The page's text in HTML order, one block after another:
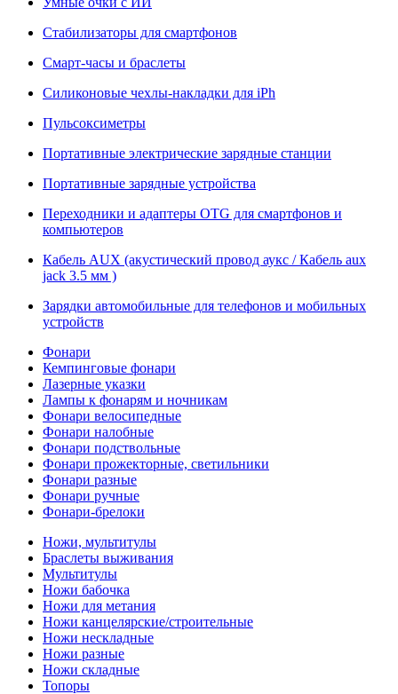
Стабилизаторы для смартфонов
Смарт-часы и браслеты
Силиконовые чехлы-накладки для iPh
Пульсоксиметры
Портативные электрические зарядные станции
Портативные зарядные устройства
Переходники и адаптеры OTG для смартфонов и
компьютеров
Кабель AUX (акустический провод аукс / Кабель aux
jack 3.5 мм )
Зарядки автомобильные для телефонов и мобильных
устройств
Фонари
Кемпинговые фонари
Лазерные указки
Лампы к фонарям и ночникам
Фонари велосипедные
Фонари налобные
Фонари подствольные
Фонари прожекторные, светильники
Фонари разные
Фонари ручные
Фонари-брелоки
Ножи, мультитулы
Браслеты выживания
Мультитулы
Ножи бабочка
Ножи для метания
Ножи канцелярские/строительные
Ножи нескладные
Ножи разные
Ножи складные
Топоры